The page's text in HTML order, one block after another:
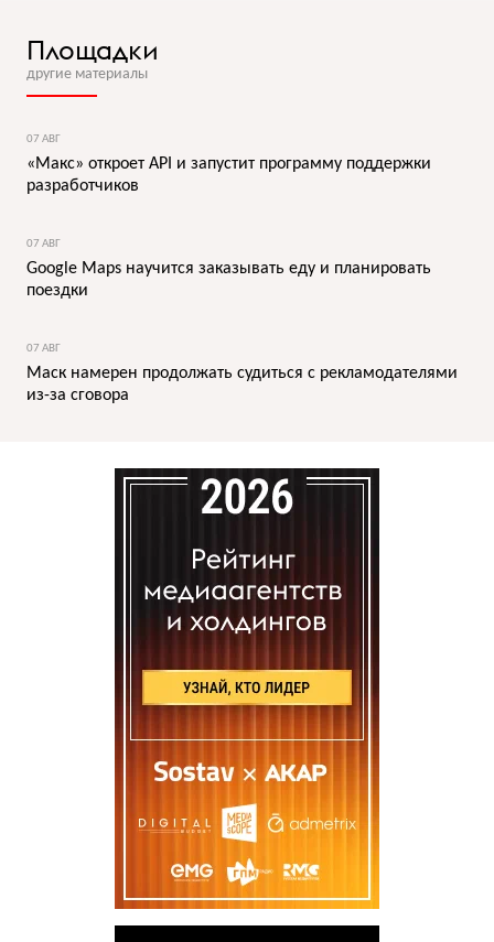
Площадки
другие материалы
07 АВГ
«Макс» откроет API и запустит программу поддержки
разработчиков
07 АВГ
Google Maps научится заказывать еду и планировать
поездки
07 АВГ
Маск намерен продолжать судиться с рекламодателями
из-за сговора